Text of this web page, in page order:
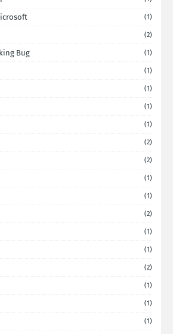
(1)
(2)
Bug (1)
(1)
(1)
(1)
(1)
(2)
(2)
(1)
(1)
(2)
(1)
(1)
(2)
(1)
(1)
(1)